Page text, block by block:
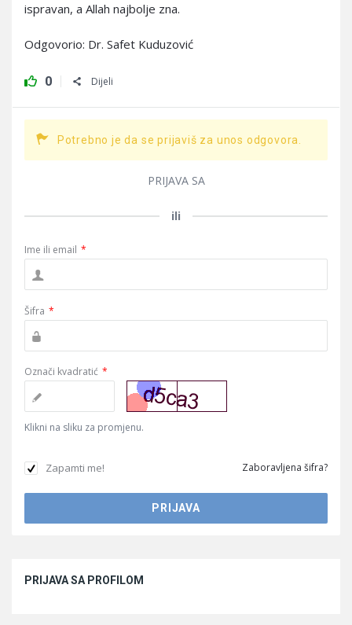
ispravan, a Allah najbolje zna.
Odgovorio: Dr. Safet Kuduzović
0 Dijeli
Potrebno je da se prijaviš za unos odgovora.
PRIJAVA SA
ili
Ime ili email *
Šifra *
Označi kvadratić *
Klikni na sliku za promjenu.
Zapamti me! Zaboravljena šifra?
PRIJAVA SA PROFILOM